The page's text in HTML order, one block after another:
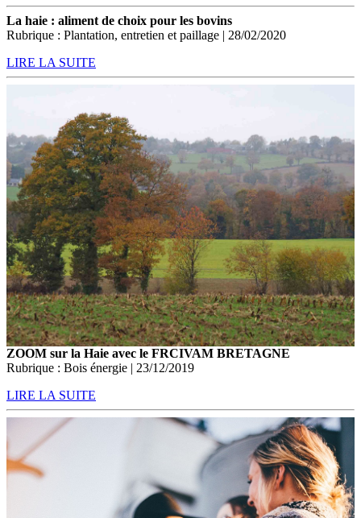
La haie : aliment de choix pour les bovins
Rubrique : Plantation, entretien et paillage | 28/02/2020
LIRE LA SUITE
ZOOM sur la Haie avec le FRCIVAM BRETAGNE
Rubrique : Bois énergie | 23/12/2019
LIRE LA SUITE